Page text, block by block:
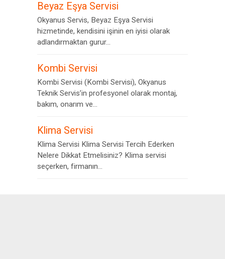
Beyaz Eşya Servisi
Okyanus Servis, Beyaz Eşya Servisi
hizmetinde, kendisini işinin en iyisi olarak
adlandırmaktan gurur...
Kombi Servisi
Kombi Servisi (Kombi Servisi), Okyanus
Teknik Servis’in profesyonel olarak montaj,
bakım, onarım ve...
Klima Servisi
Klima Servisi Klima Servisi Tercih Ederken
Nelere Dikkat Etmelisiniz? Klima servisi
seçerken, firmanın...